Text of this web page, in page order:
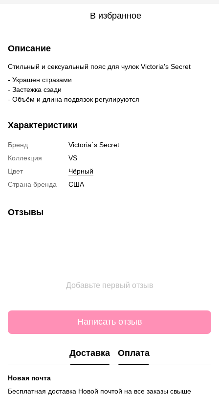
В избранное
Описание
Стильный и сексуальный пояс для чулок Victoria's Secret
- Украшен стразами
- Застежка сзади
- Объём и длина подвязок регулируются
Характеристики
Бренд
Victoria`s Secret
Коллекция
VS
Цвет
Чёрный
Страна бренда
США
Отзывы
Добавьте первый отзыв
Написать отзыв
Доставка Оплата
Новая почта
Бесплатная доставка Новой почтой на все заказы свыше